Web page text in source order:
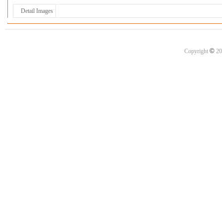
Detail Images
Copyright ©